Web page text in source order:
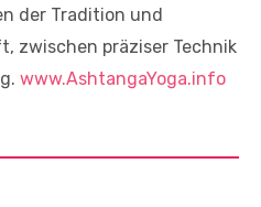
der Tradition und
zwischen präziser Technik
www.AshtangaYoga.info